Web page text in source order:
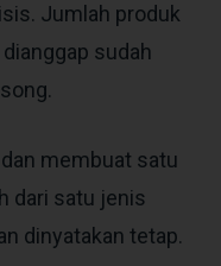
Jumlah produk
sudah
membuat satu
dari satu jenis
dinyatakan tetap.